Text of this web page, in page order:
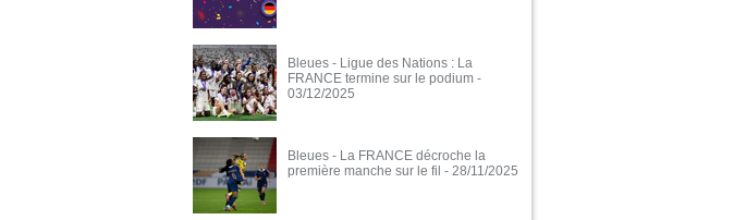
Bleues - Ligue des Nations : La
FRANCE termine sur le podium -
03/12/2025
Bleues - La FRANCE décroche la
première manche sur le fil - 28/11/2025